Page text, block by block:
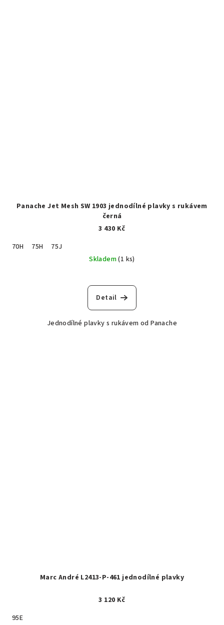
Panache Jet Mesh SW 1903 jednodílné plavky s rukávem
černá
3 430 Kč
70H
75H
75J
Skladem(1 ks)
Detail
Jednodílné plavky s rukávem od Panache
Marc André L2413-P-461 jednodílné plavky
3 120 Kč
95E